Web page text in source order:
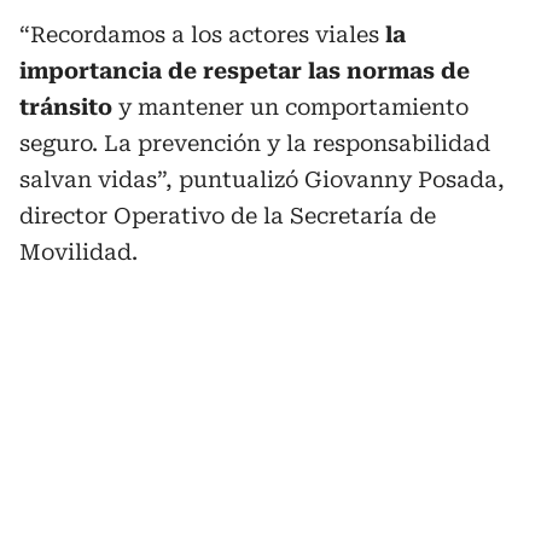
“Recordamos a los actores viales la
importancia de respetar las normas de
tránsito y mantener un comportamiento
seguro. La prevención y la responsabilidad
salvan vidas”, puntualizó Giovanny Posada,
director Operativo de la Secretaría de
Movilidad.